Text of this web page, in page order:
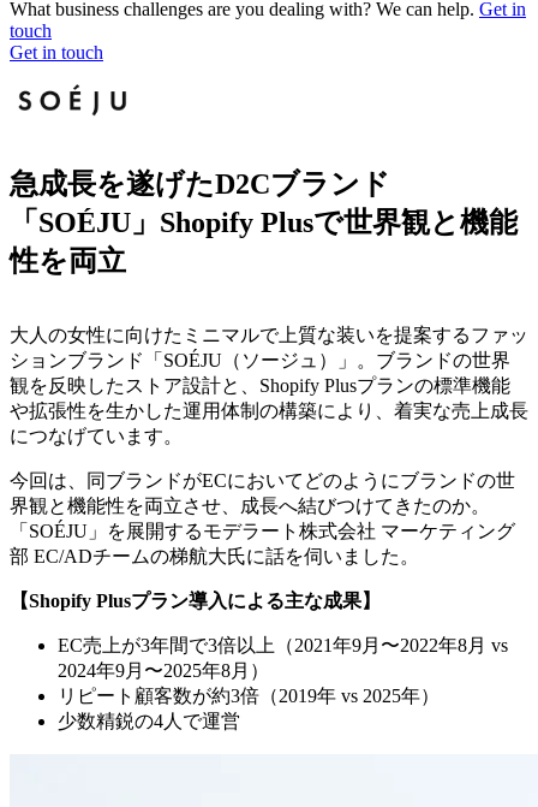
What business challenges are you dealing with? We can help. Get in
touch
Get in touch
急成長を遂げたD2Cブランド
「SOÉJU」Shopify Plusで世界観と機能
性を両立
大人の女性に向けたミニマルで上質な装いを提案するファッ
ションブランド「SOÉJU（ソージュ）」。ブランドの世界
観を反映したストア設計と、Shopify Plusプランの標準機能
や拡張性を生かした運用体制の構築により、着実な売上成長
につなげています。
今回は、同ブランドがECにおいてどのようにブランドの世
界観と機能性を両立させ、成長へ結びつけてきたのか。
「SOÉJU」を展開するモデラート株式会社 マーケティング
部 EC/ADチームの梯航大氏に話を伺いました。
【Shopify Plusプラン導入による主な成果】
EC売上が3年間で3倍以上（2021年9月〜2022年8月 vs
2024年9月〜2025年8月）
リピート顧客数が約3倍（2019年 vs 2025年）
少数精鋭の4人で運営